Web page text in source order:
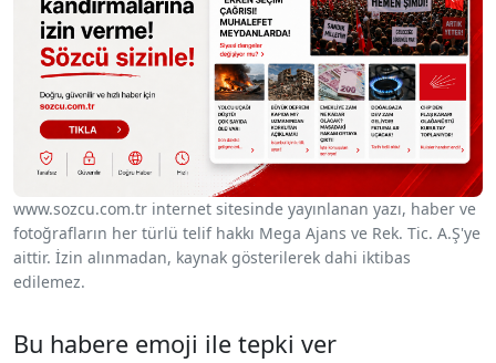
www.sozcu.com.tr internet sitesinde yayınlanan yazı, haber ve
fotoğrafların her türlü telif hakkı Mega Ajans ve Rek. Tic. A.Ş'ye
aittir. İzin alınmadan, kaynak gösterilerek dahi iktibas
edilemez.
Bu habere emoji ile tepki ver